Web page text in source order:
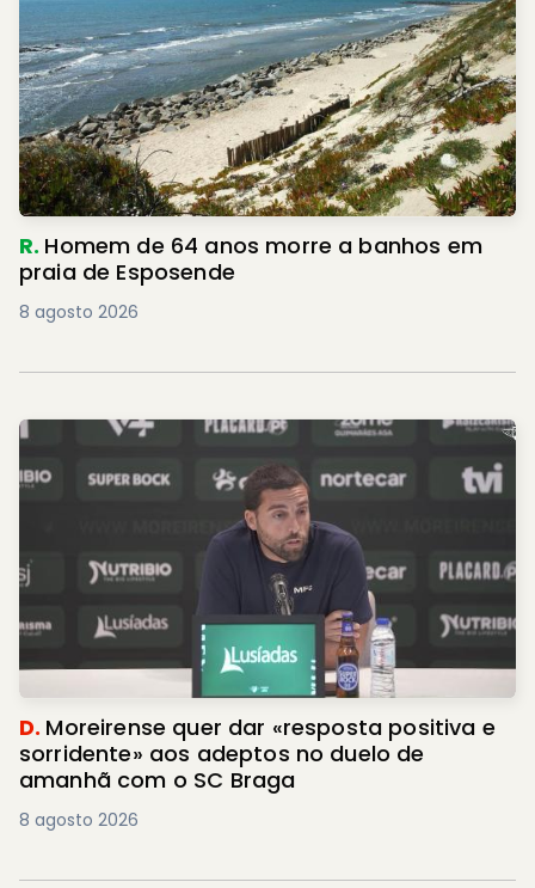
R. Homem de 64 anos morre a banhos em
praia de Esposende
8 agosto 2026
D. Moreirense quer dar «resposta positiva e
sorridente» aos adeptos no duelo de
amanhã com o SC Braga
8 agosto 2026